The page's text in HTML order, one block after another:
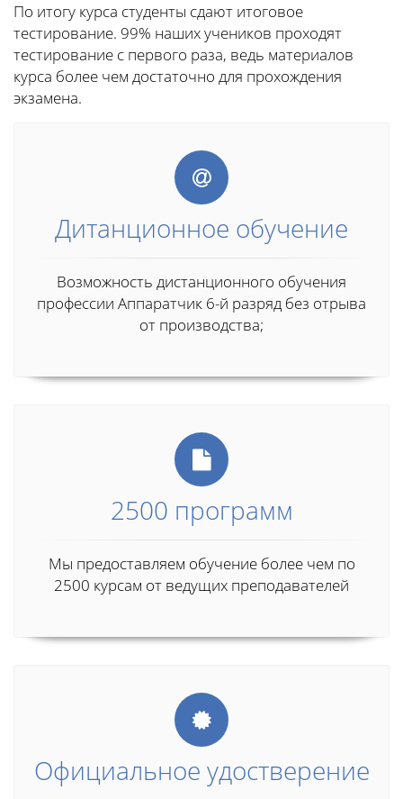
По итогу курса студенты сдают итоговое
тестирование. 99% наших учеников проходят
тестирование с первого раза, ведь материалов
курса более чем достаточно для прохождения
экзамена.
Дитанционное обучение
Возможность дистанционного обучения
профессии Аппаратчик 6-й разряд без отрыва
от производства;
2500 программ
Мы предоставляем обучение более чем по
2500 курсам от ведущих преподавателей
Официальное удостверение